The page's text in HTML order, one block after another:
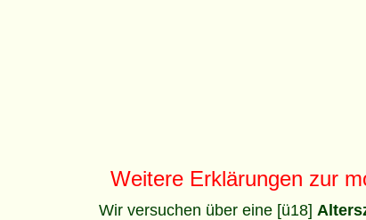
Weitere Erklärungen zur
Wir versuchen über eine [ü18]